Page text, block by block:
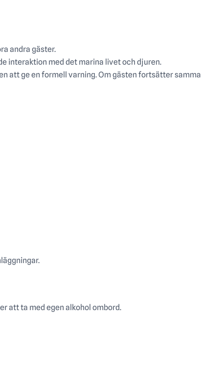
andra gäster.
interaktion med det marina livet och djuren.
att ge en formell varning. Om gästen fortsätter samma
att ta med egen alkohol ombord.